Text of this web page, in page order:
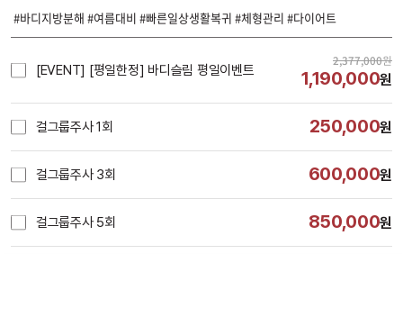
#바디지방분해 #여름대비 #빠른일상생활복귀 #체형관리 #다이어트
[EVENT] [평일한정] 바디슬림 평일이벤트
2,377,000원
1,190,000원
걸그룹주사 1회 250,000원
걸그룹주사 3회 600,000원
걸그룹주사 5회 850,000원